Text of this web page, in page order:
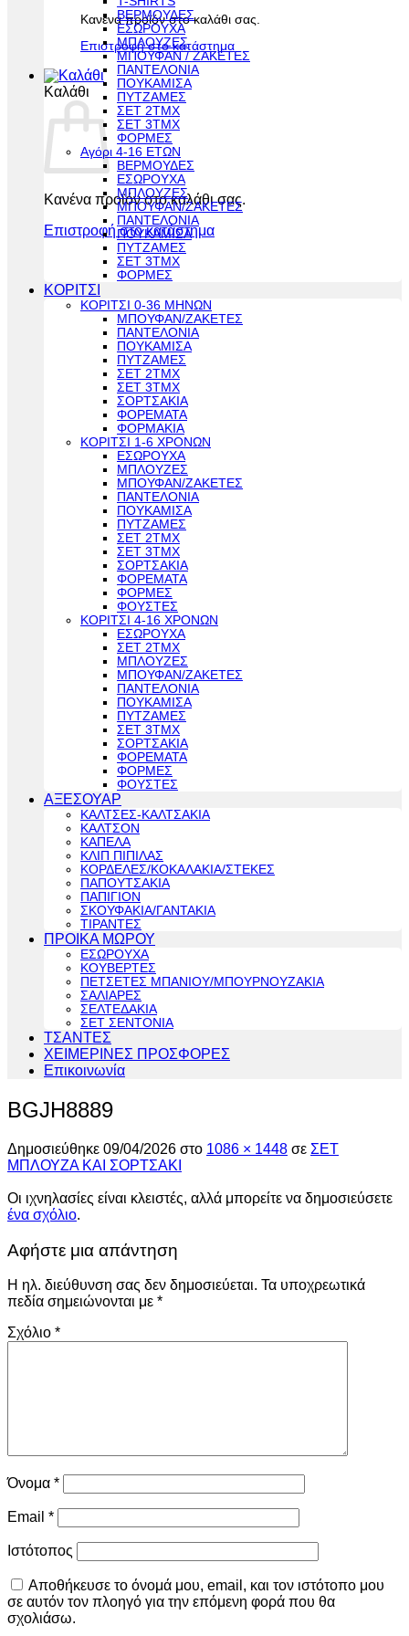
Κανένα προϊόν στο καλάθι σας.
Επιστροφή στο κατάστημα
Καλάθι
Κανένα προϊόν στο καλάθι σας.
Επιστροφή στο κατάστημα
ΒΕΡΜΟΥΔΕΣ
ΕΣΩΡΟΥΧΑ
ΜΠΛΟΥΖΕΣ
ΜΠΟΥΦΑΝ / ΖΑΚΕΤΕΣ
ΠΑΝΤΕΛΟΝΙΑ
ΠΟΥΚΑΜΙΣΑ
ΠΥΤΖΑΜΕΣ
ΣΕΤ 2ΤΜΧ
ΣΕΤ 3ΤΜΧ
ΦΟΡΜΕΣ
Αγόρι 4-16 ΕΤΩΝ
ΒΕΡΜΟΥΔΕΣ
ΕΣΩΡΟΥΧΑ
ΜΠΛΟΥΖΕΣ
ΜΠΟΥΦΑΝ/ΖΑΚΕΤΕΣ
ΠΑΝΤΕΛΟΝΙΑ
ΠΟΥΚΑΜΙΣΑ
ΠΥΤΖΑΜΕΣ
ΣΕΤ 3ΤΜΧ
ΦΟΡΜΕΣ
ΚΟΡΙΤΣΙ
ΚΟΡΙΤΣΙ 0-36 ΜΗΝΩΝ
ΜΠΟΥΦΑΝ/ΖΑΚΕΤΕΣ
ΠΑΝΤΕΛΟΝΙΑ
ΠΟΥΚΑΜΙΣΑ
ΠΥΤΖΑΜΕΣ
ΣΕΤ 2ΤΜΧ
ΣΕΤ 3ΤΜΧ
ΣΟΡΤΣΑΚΙΑ
ΦΟΡΕΜΑΤΑ
ΦΟΡΜΑΚΙΑ
ΚΟΡΙΤΣΙ 1-6 ΧΡΟΝΩΝ
ΕΣΩΡΟΥΧΑ
ΜΠΛΟΥΖΕΣ
ΜΠΟΥΦΑΝ/ΖΑΚΕΤΕΣ
ΠΑΝΤΕΛΟΝΙΑ
ΠΟΥΚΑΜΙΣΑ
ΠΥΤΖΑΜΕΣ
ΣΕΤ 2ΤΜΧ
ΣΕΤ 3ΤΜΧ
ΣΟΡΤΣΑΚΙΑ
ΦΟΡΕΜΑΤΑ
ΦΟΡΜΕΣ
ΦΟΥΣΤΕΣ
ΚΟΡΙΤΣΙ 4-16 ΧΡΟΝΩΝ
ΕΣΩΡΟΥΧΑ
ΣΕΤ 2ΤΜΧ
ΜΠΛΟΥΖΕΣ
ΜΠΟΥΦΑΝ/ΖΑΚΕΤΕΣ
ΠΑΝΤΕΛΟΝΙΑ
ΠΟΥΚΑΜΙΣΑ
ΠΥΤΖΑΜΕΣ
ΣΕΤ 3ΤΜΧ
ΣΟΡΤΣΑΚΙΑ
ΦΟΡΕΜΑΤΑ
ΦΟΡΜΕΣ
ΦΟΥΣΤΕΣ
ΑΞΕΣΟΥΑΡ
ΚΑΛΤΣΕΣ-ΚΑΛΤΣΑΚΙΑ
ΚΑΛΤΣΟΝ
ΚΑΠΕΛΑ
ΚΛΙΠ ΠΙΠΙΛΑΣ
ΚΟΡΔΕΛΕΣ/ΚΟΚΑΛΑΚΙΑ/ΣΤΕΚΕΣ
ΠΑΠΟΥΤΣΑΚΙΑ
ΠΑΠΙΓΙΟΝ
ΣΚΟΥΦΑΚΙΑ/ΓΑΝΤΑΚΙΑ
ΤΙΡΑΝΤΕΣ
ΠΡΟΙΚΑ ΜΩΡΟΥ
ΕΣΩΡΟΥΧΑ
ΚΟΥΒΕΡΤΕΣ
ΠΕΤΣΕΤΕΣ ΜΠΑΝΙΟΥ/ΜΠΟΥΡΝΟΥΖΑΚΙΑ
ΣΑΛΙΑΡΕΣ
ΣΕΛΤΕΔΑΚΙΑ
ΣΕΤ ΣΕΝΤΟΝΙΑ
ΤΣΑΝΤΕΣ
ΧΕΙΜΕΡΙΝΕΣ ΠΡΟΣΦΟΡΕΣ
Επικοινωνία
BGJH8889
Δημοσιεύθηκε 09/04/2026 στο 1086 × 1448 σε ΣΕΤ
ΜΠΛΟΥΖΑ ΚΑΙ ΣΟΡΤΣΑΚΙ
Οι ιχνηλασίες είναι κλειστές, αλλά μπορείτε να δημοσιεύσετε
ένα σχόλιο.
Αφήστε μια απάντηση
Η ηλ. διεύθυνση σας δεν δημοσιεύεται. Τα υποχρεωτικά
πεδία σημειώνονται με *
Σχόλιο *
Όνομα *
Email *
Ιστότοπος
Αποθήκευσε το όνομά μου, email, και τον ιστότοπο μου
σε αυτόν τον πλοηγό για την επόμενη φορά που θα
σχολιάσω.